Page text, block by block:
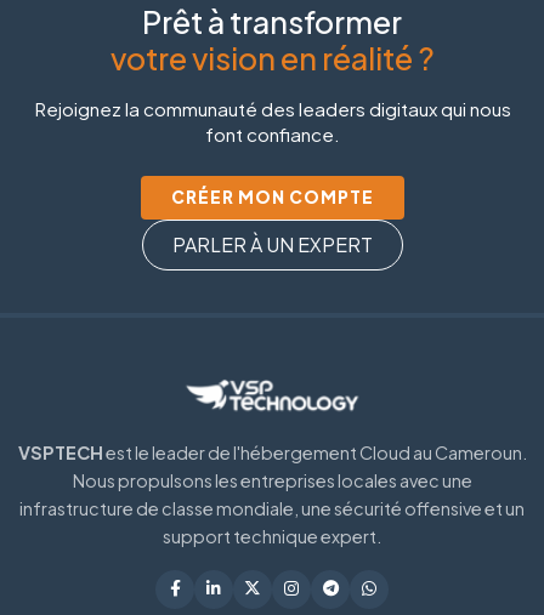
Prêt à transformer
votre vision en réalité ?
Rejoignez la communauté des leaders digitaux qui nous
font confiance.
CRÉER MON COMPTE
PARLER À UN EXPERT
VSPTECHest le leader de l'hébergement Cloud au Cameroun.
Nous propulsons les entreprises locales avec une
infrastructure de classe mondiale, une sécurité offensive et un
support technique expert.